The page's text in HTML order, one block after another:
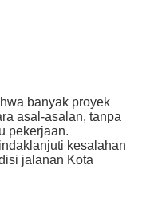
banyak proyek
asal-asalan, tanpa
pekerjaan.
kesalahan
jalanan Kota